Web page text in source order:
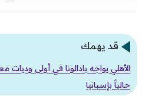
قد يهمك
الأهلي يواجه بادالونا في أولى وديات
حالياً بإسبانيا